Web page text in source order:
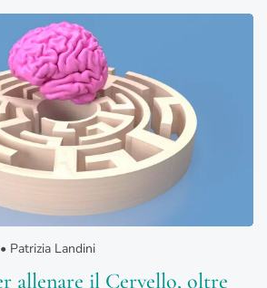
Patrizia Landini
allenare il Cervello, oltre